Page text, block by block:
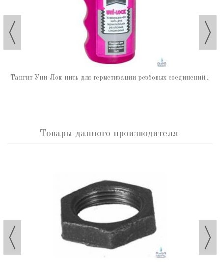
Тангит Уни-Лок нить для герметизации резбовых соединений...
Товары данного производителя